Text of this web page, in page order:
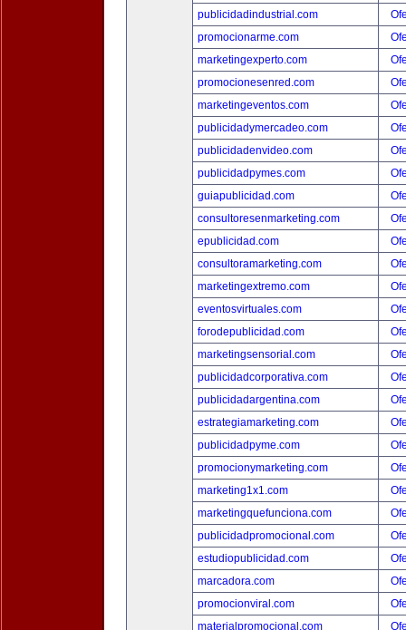
publicidadindustrial.com
promocionarme.com
marketingexperto.com
promocionesenred.com
marketingeventos.com
publicidadymercadeo.com
publicidadenvideo.com
publicidadpymes.com
guiapublicidad.com
consultoresenmarketing.com
epublicidad.com
consultoramarketing.com
marketingextremo.com
eventosvirtuales.com
forodepublicidad.com
marketingsensorial.com
publicidadcorporativa.com
publicidadargentina.com
estrategiamarketing.com
publicidadpyme.com
promocionymarketing.com
marketing1x1.com
marketingquefunciona.com
publicidadpromocional.com
estudiopublicidad.com
marcadora.com
promocionviral.com
materialpromocional.com